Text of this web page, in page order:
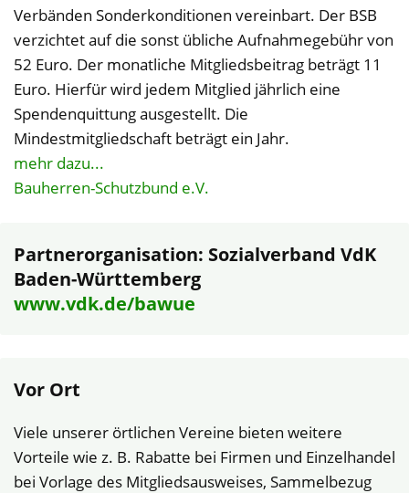
Verbänden Sonderkonditionen vereinbart. Der BSB
verzichtet auf die sonst übliche Aufnahmegebühr von
52 Euro. Der monatliche Mitgliedsbeitrag beträgt 11
Euro. Hierfür wird jedem Mitglied jährlich eine
Spendenquittung ausgestellt. Die
Mindestmitgliedschaft beträgt ein Jahr.
mehr dazu...
Bauherren-Schutzbund e.V.
Partnerorganisation: Sozialverband VdK
Baden-Württemberg
www.vdk.de/bawue
Vor Ort
Viele unserer örtlichen Vereine bieten weitere
Vorteile wie z. B. Rabatte bei Firmen und Einzelhandel
bei Vorlage des Mitgliedsausweises, Sammelbezug